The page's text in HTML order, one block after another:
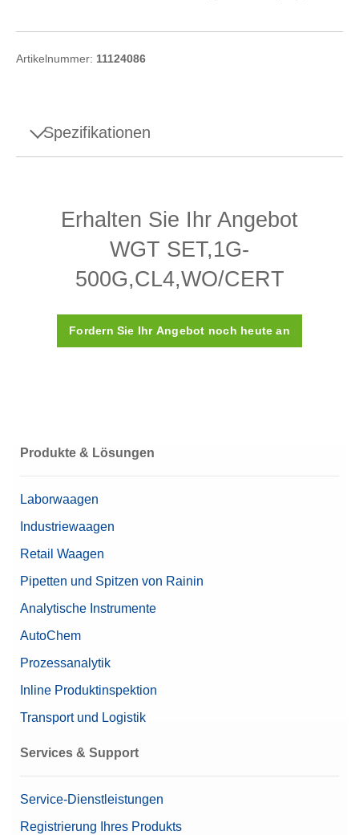
Artikelnummer: 11124086
Spezifikationen
7.950 (±140) kg/m3
ASTM-Klasse 4
Material
Nennwert
Erhalten Sie Ihr Angebot
WGT SET,1G-
500G,CL4,WO/CERT
Fordern Sie Ihr Angebot noch heute an
Produkte & Lösungen
Laborwaagen
Industriewaagen
Retail Waagen
Pipetten und Spitzen von Rainin
Analytische Instrumente
AutoChem
Prozessanalytik
Inline Produktinspektion
Transport und Logistik
Services & Support
Service-Dienstleistungen
Registrierung Ihres Produkts